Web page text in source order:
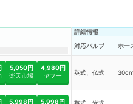
詳細情報
対応バルブ
ホー
5,050円
楽天市場
4,980円
ヤフー
英式、仏式
5,998円
5,998円